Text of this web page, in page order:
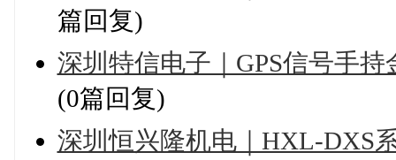
篇回复)
深圳特信电子｜GPS信号手
(0篇回复)
深圳恒兴隆机电｜HXL-DXS